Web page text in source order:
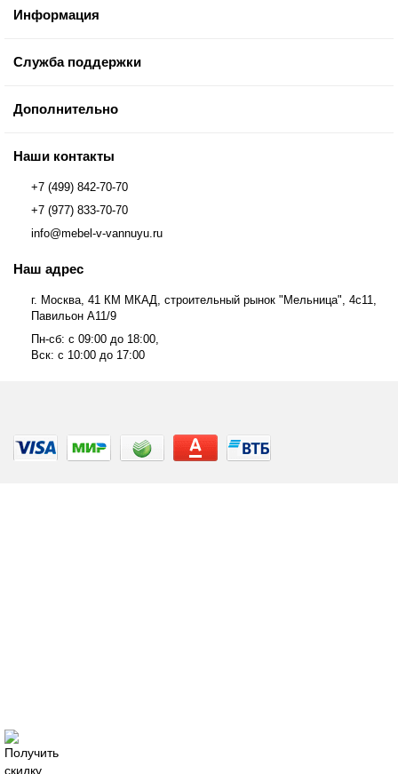
Информация
Служба поддержки
Дополнительно
Наши контакты
+7 (499) 842-70-70
+7 (977) 833-70-70
info@mebel-v-vannuyu.ru
Наш адрес
г. Москва, 41 КМ МКАД, строительный рынок "Мельница", 4с11,
Павильон А11/9
Пн-сб: с 09:00 до 18:00,
Вск: с 10:00 до 17:00